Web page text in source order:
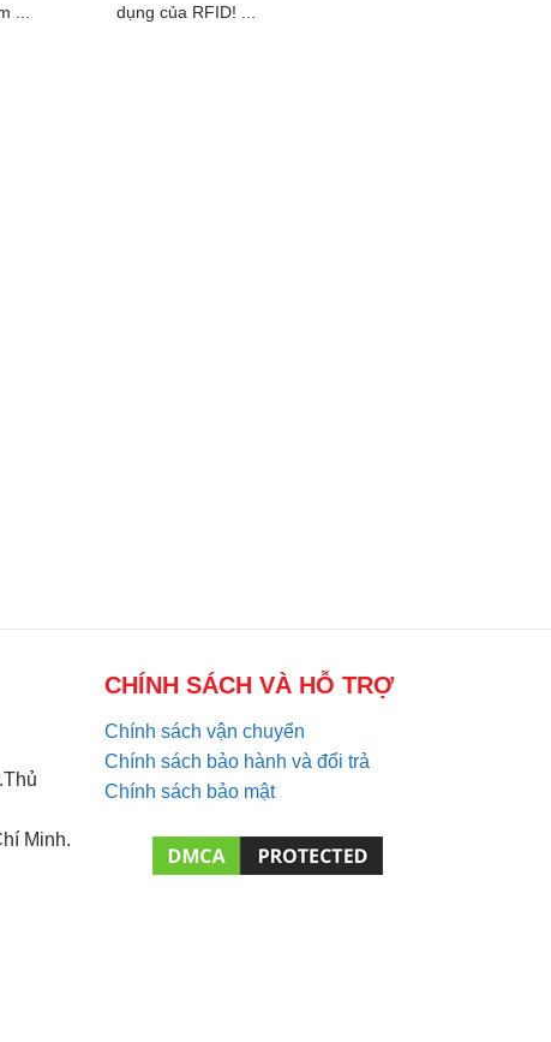
...
dụng của RFID! ...
Minh.
CHÍNH SÁCH VÀ HỖ TRỢ
Chính sách vận chuyển
Chính sách bảo hành và đổi trả
Chính sách bảo mật